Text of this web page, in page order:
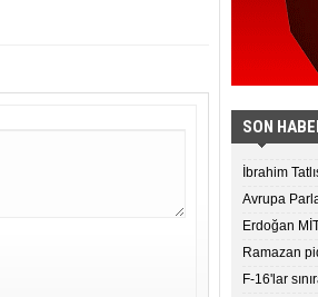
SON
İbrahim
Avrupa
Erdoğan
Ramazan
F-16'lar